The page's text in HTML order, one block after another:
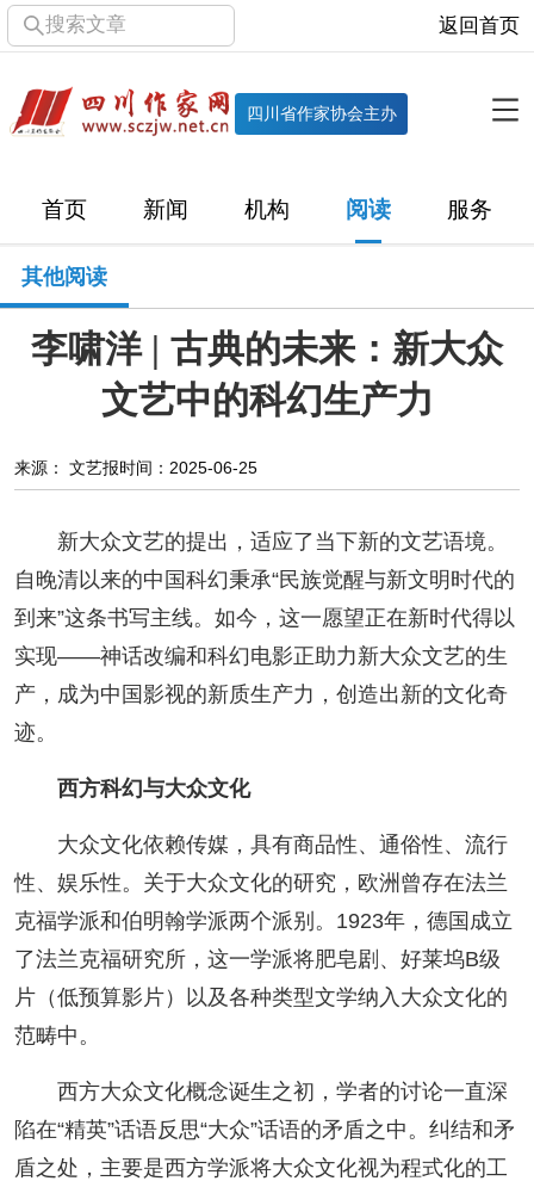
搜索文章 返回首页
四川省作家协会主办
首页 新闻 机构 阅读 服务
机构
直属单位 团体会员 主管社团 专门委员会
历届主席团
新闻
文学动态 作协工作 市州作协
十百千 网络文学
小说 散文 诗歌 文学评论
校园文学 其他阅读 文学访谈 作家新作
入会须知 会员管理 文学奖项 报刊联盟
四川文学 星星诗刊 当代文坛 四川作家报
公告公示
公告公示
其他阅读
李啸洋 | 古典的未来：新大众
文艺中的科幻生产力
来源： 文艺报时间：2025-06-25
新大众文艺的提出，适应了当下新的文艺语境。
自晚清以来的中国科幻秉承“民族觉醒与新文明时代的
到来”这条书写主线。如今，这一愿望正在新时代得以
实现——神话改编和科幻电影正助力新大众文艺的生
产，成为中国影视的新质生产力，创造出新的文化奇
迹。
西方科幻与大众文化
大众文化依赖传媒，具有商品性、通俗性、流行
性、娱乐性。关于大众文化的研究，欧洲曾存在法兰
克福学派和伯明翰学派两个派别。1923年，德国成立
了法兰克福研究所，这一学派将肥皂剧、好莱坞B级
片（低预算影片）以及各种类型文学纳入大众文化的
范畴中。
西方大众文化概念诞生之初，学者的讨论一直深
陷在“精英”话语反思“大众”话语的矛盾之中。纠结和矛
盾之处，主要是西方学派将大众文化视为程式化的工